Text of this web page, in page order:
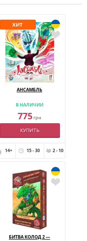
ХИТ
АНСАМБЛЬ
В НАЛИЧИИ
775грн
КУПИТЬ
14+ 15 - 30 2 - 10
БИТВА КОЛОД 2 —